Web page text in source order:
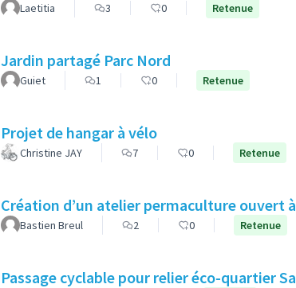
Laetitia 3 0 Retenue
Jardin partagé Parc Nord
Guiet 1 0 Retenue
Projet de hangar à vélo
Christine JAY 7 0 Retenue
Création d’un atelier permaculture ouvert
Bastien Breul 2 0 Retenue
Passage cyclable pour relier éco-quartier